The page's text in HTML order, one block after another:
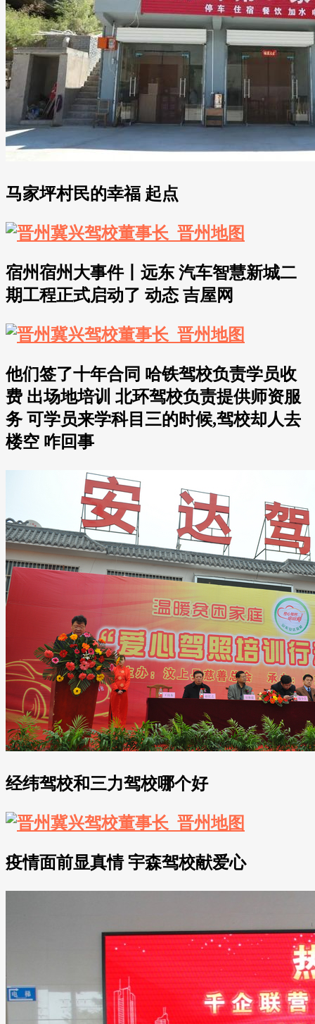
马家坪村民的幸福 起点
宿州宿州大事件丨远东 汽车智慧新城二
期工程正式启动了 动态 吉屋网
他们签了十年合同 哈铁驾校负责学员收
费 出场地培训 北环驾校负责提供师资服
务 可学员来学科目三的时候,驾校却人去
楼空 咋回事
经纬驾校和三力驾校哪个好
疫情面前显真情 宇森驾校献爱心